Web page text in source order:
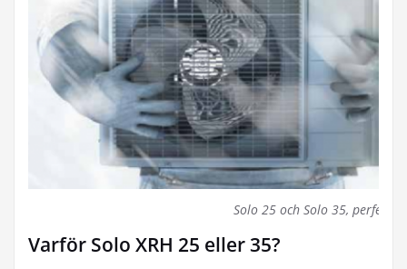
Solo 25 och Solo 35, perfekt
Varför Solo XRH 25 eller 35?